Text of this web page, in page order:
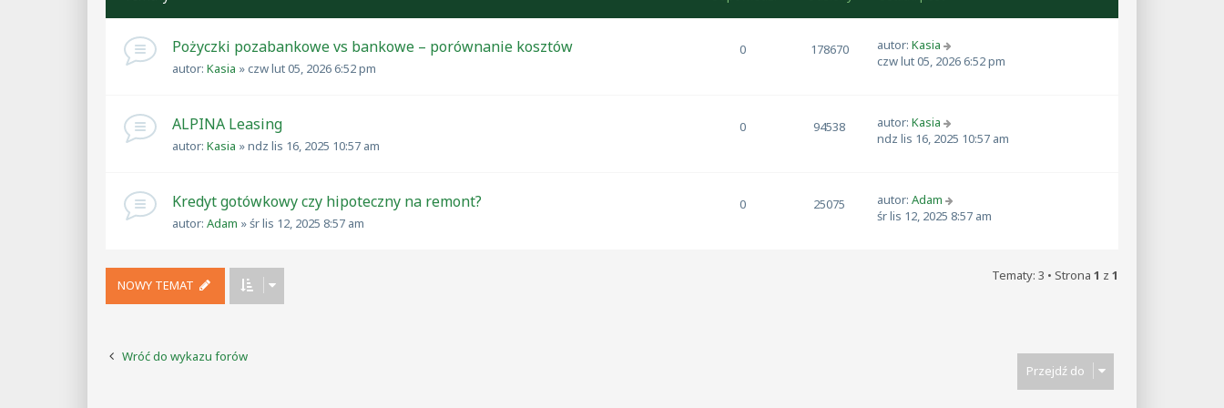
Pożyczki pozabankowe vs bankowe – porównanie kosztów
autor: Kasia »czw lut 05, 2026 6:52 pm
0 178670 autor: Kasia
czw lut 05, 2026 6:52 pm
ALPINA Leasing
autor: Kasia »ndz lis 16, 2025 10:57 am
0 94538 autor: Kasia
ndz lis 16, 2025 10:57 am
Kredyt gotówkowy czy hipoteczny na remont?
autor: Adam »śr lis 12, 2025 8:57 am
0 25075 autor: Adam
śr lis 12, 2025 8:57 am
NOWY TEMAT
Tematy: 3 • Strona 1 z 1
Wróć do wykazu forów
Przejdź do